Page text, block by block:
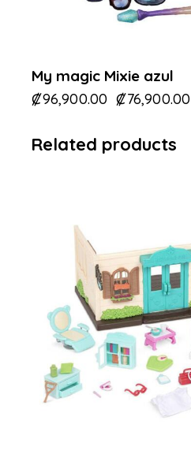
My magic Mixie azul
₡96,900.00 ₡76,900.00
Related products